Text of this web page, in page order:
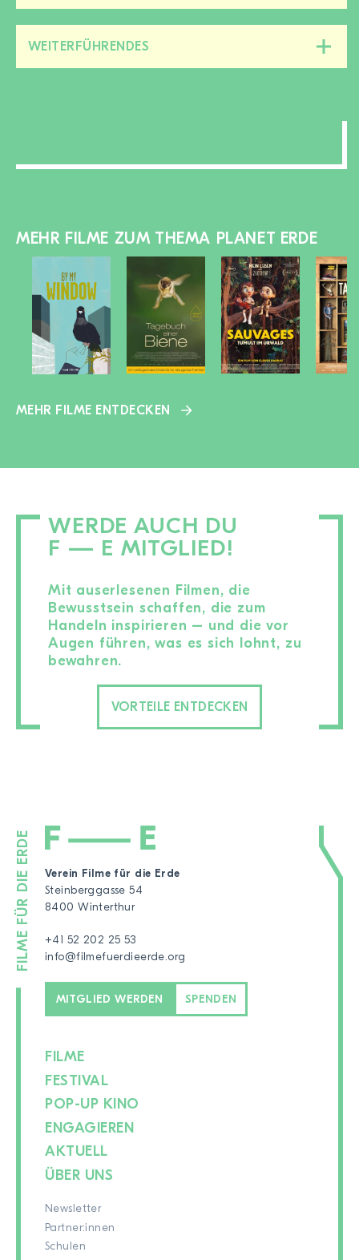
Bereich
zu-/aufklappen
WEITERFÜHRENDES
Bereich
MEHR FILME ZUM THEMA PLANET ERDE
MEHR FILME ENTDECKEN
WERDE AUCH DU
F — E MITGLIED!
Mit auserlesenen Filmen, die
Bewusstsein schaffen, die zum
Handeln inspirieren – und die vor
Augen führen, was es sich lohnt, zu
bewahren.
VORTEILE ENTDECKEN
Verein Filme für die Erde
Steinberggasse 54
8400 Winterthur
+41 52 202 25 53
info@filmefuerdieerde.org
MITGLIED WERDEN SPENDEN
FILME
FESTIVAL
POP-UP KINO
ENGAGIEREN
AKTUELL
ÜBER UNS
Newsletter
Partner:innen
Schulen